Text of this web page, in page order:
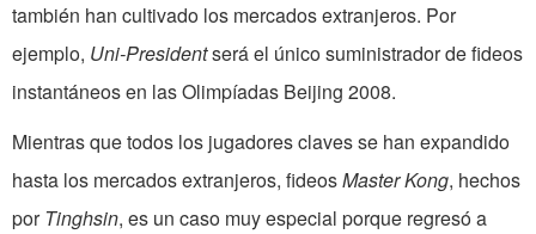
también han cultivado los mercados extranjeros. Por
ejemplo, Uni-Presidentserá el único suministrador de fideos
instantáneos en las Olimpíadas Beijing 2008.
Mientras que todos los jugadores claves se han expandido
hasta los mercados extranjeros, fideosMaster Kong, hechos
por Tinghsin, es un caso muy especial porque regresó a